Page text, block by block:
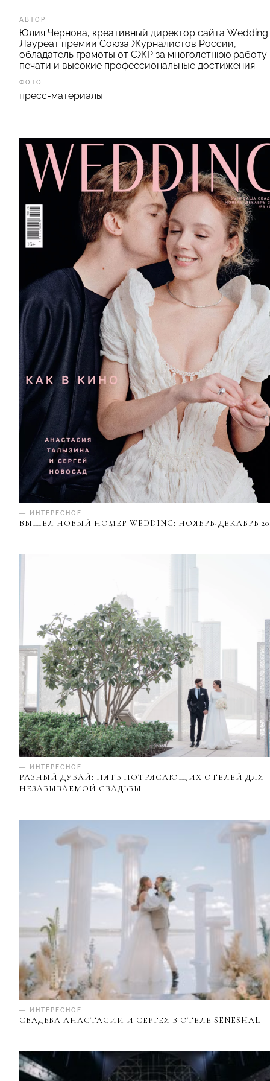
АВТОР
Юлия Чернова, креативный директор сайта Wedding.
Лауреат премии Союза Журналистов России,
обладатель грамоты от СЖР за многолетнюю работу
печати и высокие профессиональные достижения
ФОТО
пресс-материалы
— ИНТЕРЕСНОЕ
ВЫШЕЛ НОВЫЙ НОМЕР WEDDING: НОЯБРЬ-ДЕКАБРЬ
— ИНТЕРЕСНОЕ
РАЗНЫЙ ДУБАЙ: ПЯТЬ ПОТРЯСАЮЩИХ ОТЕЛЕЙ ДЛЯ
НЕЗАБЫВАЕМОЙ СВАДЬБЫ
— ИНТЕРЕСНОЕ
СВАДЬБА АНАСТАСИИ И СЕРГЕЯ В ОТЕЛЕ SENESHAL